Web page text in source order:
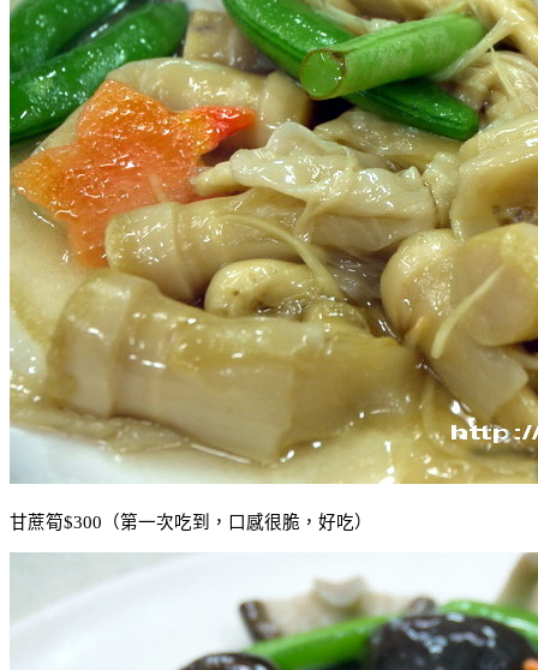
甘蔗筍$300 （第一次吃到，口感很脆，好吃）